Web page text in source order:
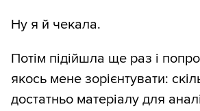
Ну я й чекала.
Потім підійшла ще раз і
якось мене зорієнтувати:
достатньо матеріалу для